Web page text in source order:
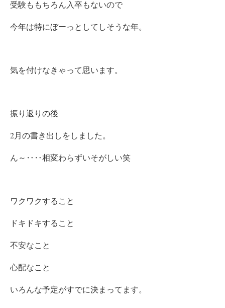
受験ももちろん入卒もないので
今年は特にぼーっとしてしそうな年。
気を付けなきゃって思います。
振り返りの後
2月の書き出しをしました。
ん～‥‥相変わらずいそがしい笑
ワクワクすること
ドキドキすること
不安なこと
心配なこと
いろんな予定がすでに決まってます。